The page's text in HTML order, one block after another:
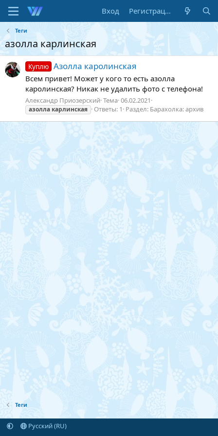
Вход Регистрация
Теги
азолла карлинская
Куплю Азолла каролинская
Всем привет! Может у кого то есть азолла
каролинская? Никак не удалить фото с телефона!
Александр Приозерский Тема 06.02.2021
азолла карлинская Ответы: 1 Раздел: Барахолка: архив
Теги
Русский (RU)